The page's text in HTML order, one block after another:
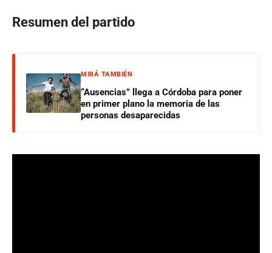
Resumen del partido
MIRÁ TAMBIÉN
“Ausencias” llega a Córdoba para poner
en primer plano la memoria de las
personas desaparecidas